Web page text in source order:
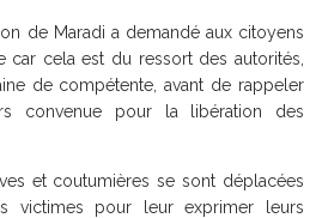
de Maradi a demandé aux citoyens
car cela est du ressort des autorités,
de compétente, avant de rappeler
convenue pour la libération des
et coutumières se sont déplacées
victimes pour leur exprimer leurs